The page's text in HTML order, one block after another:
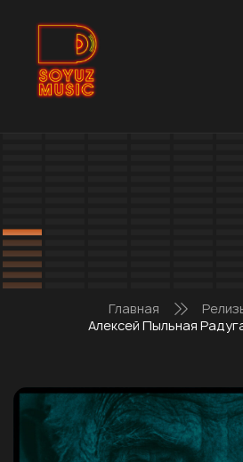
Главная
Алексей Пыльная